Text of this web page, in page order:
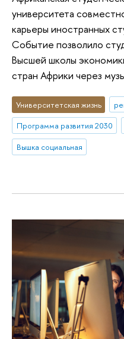
университета
карьеры иностранных
Событие позволило
Высшей школы
стран Африки через
Университетская жизнь
Программа развития 2030
Вышка социальная